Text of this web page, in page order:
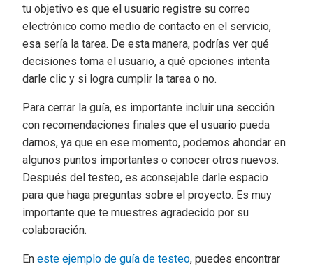
tu objetivo es que el usuario registre su correo
electrónico como medio de contacto en el servicio,
esa sería la tarea. De esta manera, podrías ver qué
decisiones toma el usuario, a qué opciones intenta
darle clic y si logra cumplir la tarea o no.
Para cerrar la guía, es importante incluir una sección
con recomendaciones finales que el usuario pueda
darnos, ya que en ese momento, podemos ahondar en
algunos puntos importantes o conocer otros nuevos.
Después del testeo, es aconsejable darle espacio
para que haga preguntas sobre el proyecto. Es muy
importante que te muestres agradecido por su
colaboración.
En este ejemplo de guía de testeo, puedes encontrar